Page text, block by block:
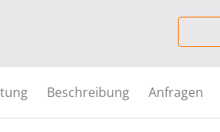
Beschreibung Anfragen